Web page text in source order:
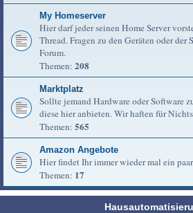
My Homeserver
Hier darf jeder seinen Home Server
Thread. Fragen zu den Geräten oder
Forum.
Themen: 208
Marktplatz
Sollte jemand Hardware oder Software
diese hier anbieten. Wir haften für
Themen: 565
Amazon Angebote
Hier findet Ihr immer wieder mal ein
Themen: 17